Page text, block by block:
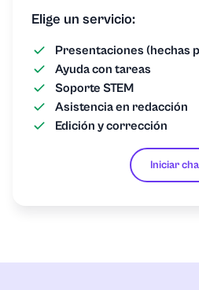
Elige un servicio:
Presentaciones (hechas
Ayuda con tareas
Soporte STEM
Asistencia en redacción
Edición y corrección
Iniciar